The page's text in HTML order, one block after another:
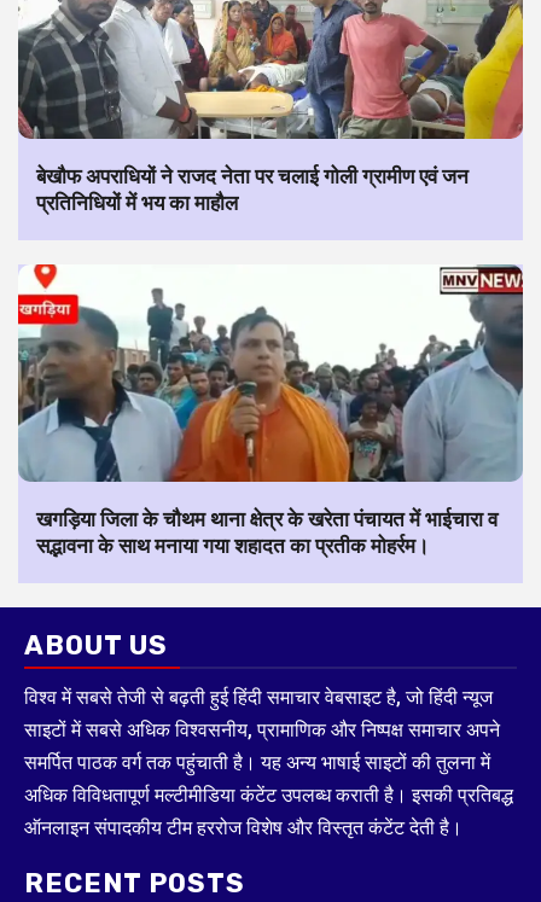
बेखौफ अपराधियों ने राजद नेता पर चलाई गोली ग्रामीण एवं जन
प्रतिनिधियों में भय का माहौल
खगड़िया जिला के चौथम थाना क्षेत्र के खरेता पंचायत में भाईचारा व
सद्भावना के साथ मनाया गया शहादत का प्रतीक मोहर्रम।
ABOUT US
विश्व में सबसे तेजी से बढ़ती हुई हिंदी समाचार वेबसाइट है, जो हिंदी न्यूज
साइटों में सबसे अधिक विश्वसनीय, प्रामाणिक और निष्पक्ष समाचार अपने
समर्पित पाठक वर्ग तक पहुंचाती है। यह अन्य भाषाई साइटों की तुलना में
अधिक विविधतापूर्ण मल्टीमीडिया कंटेंट उपलब्ध कराती है। इसकी प्रतिबद्ध
ऑनलाइन संपादकीय टीम हररोज विशेष और विस्तृत कंटेंट देती है।
RECENT POSTS